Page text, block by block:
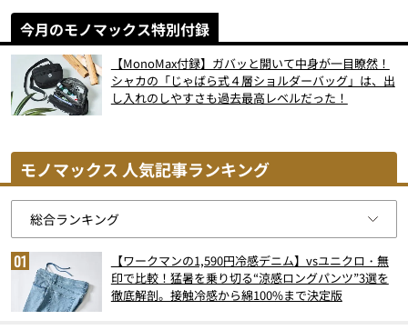
今月のモノマックス特別付録
【MonoMax付録】ガバッと開いて中身が一目瞭然！
シャカの「じゃばら式４層ショルダーバッグ」は、出
し入れのしやすさも過去最高レベルだった！
モノマックス 人気記事ランキング
【ワークマンの1,590円冷感デニム】vsユニクロ・無
印で比較！猛暑を乗り切る“涼感ロングパンツ”3選を
徹底解剖。接触冷感から綿100%まで決定版